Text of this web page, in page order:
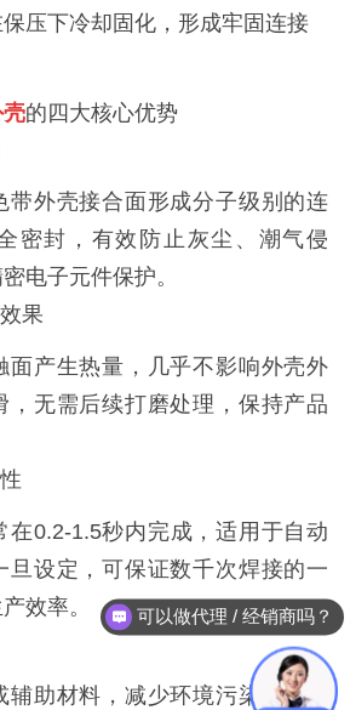
压下冷却固化，形成牢固连接
的四大核心优势
带外壳接合面形成分子级别的连
密封，有效防止灰尘、潮气侵
电子元件保护。
果
面产生热量，几乎不影响外壳外
，无需后续打磨处理，保持产品
在0.2-1.5秒内完成，适用于自动
旦设定，可保证数千次焊接的一
效率。
助材料，减少环境污染。能耗
可以做代理 / 经销商吗？